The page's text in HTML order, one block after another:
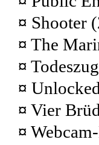
¤ Shooter
¤ The
¤
¤
¤ Vier
¤